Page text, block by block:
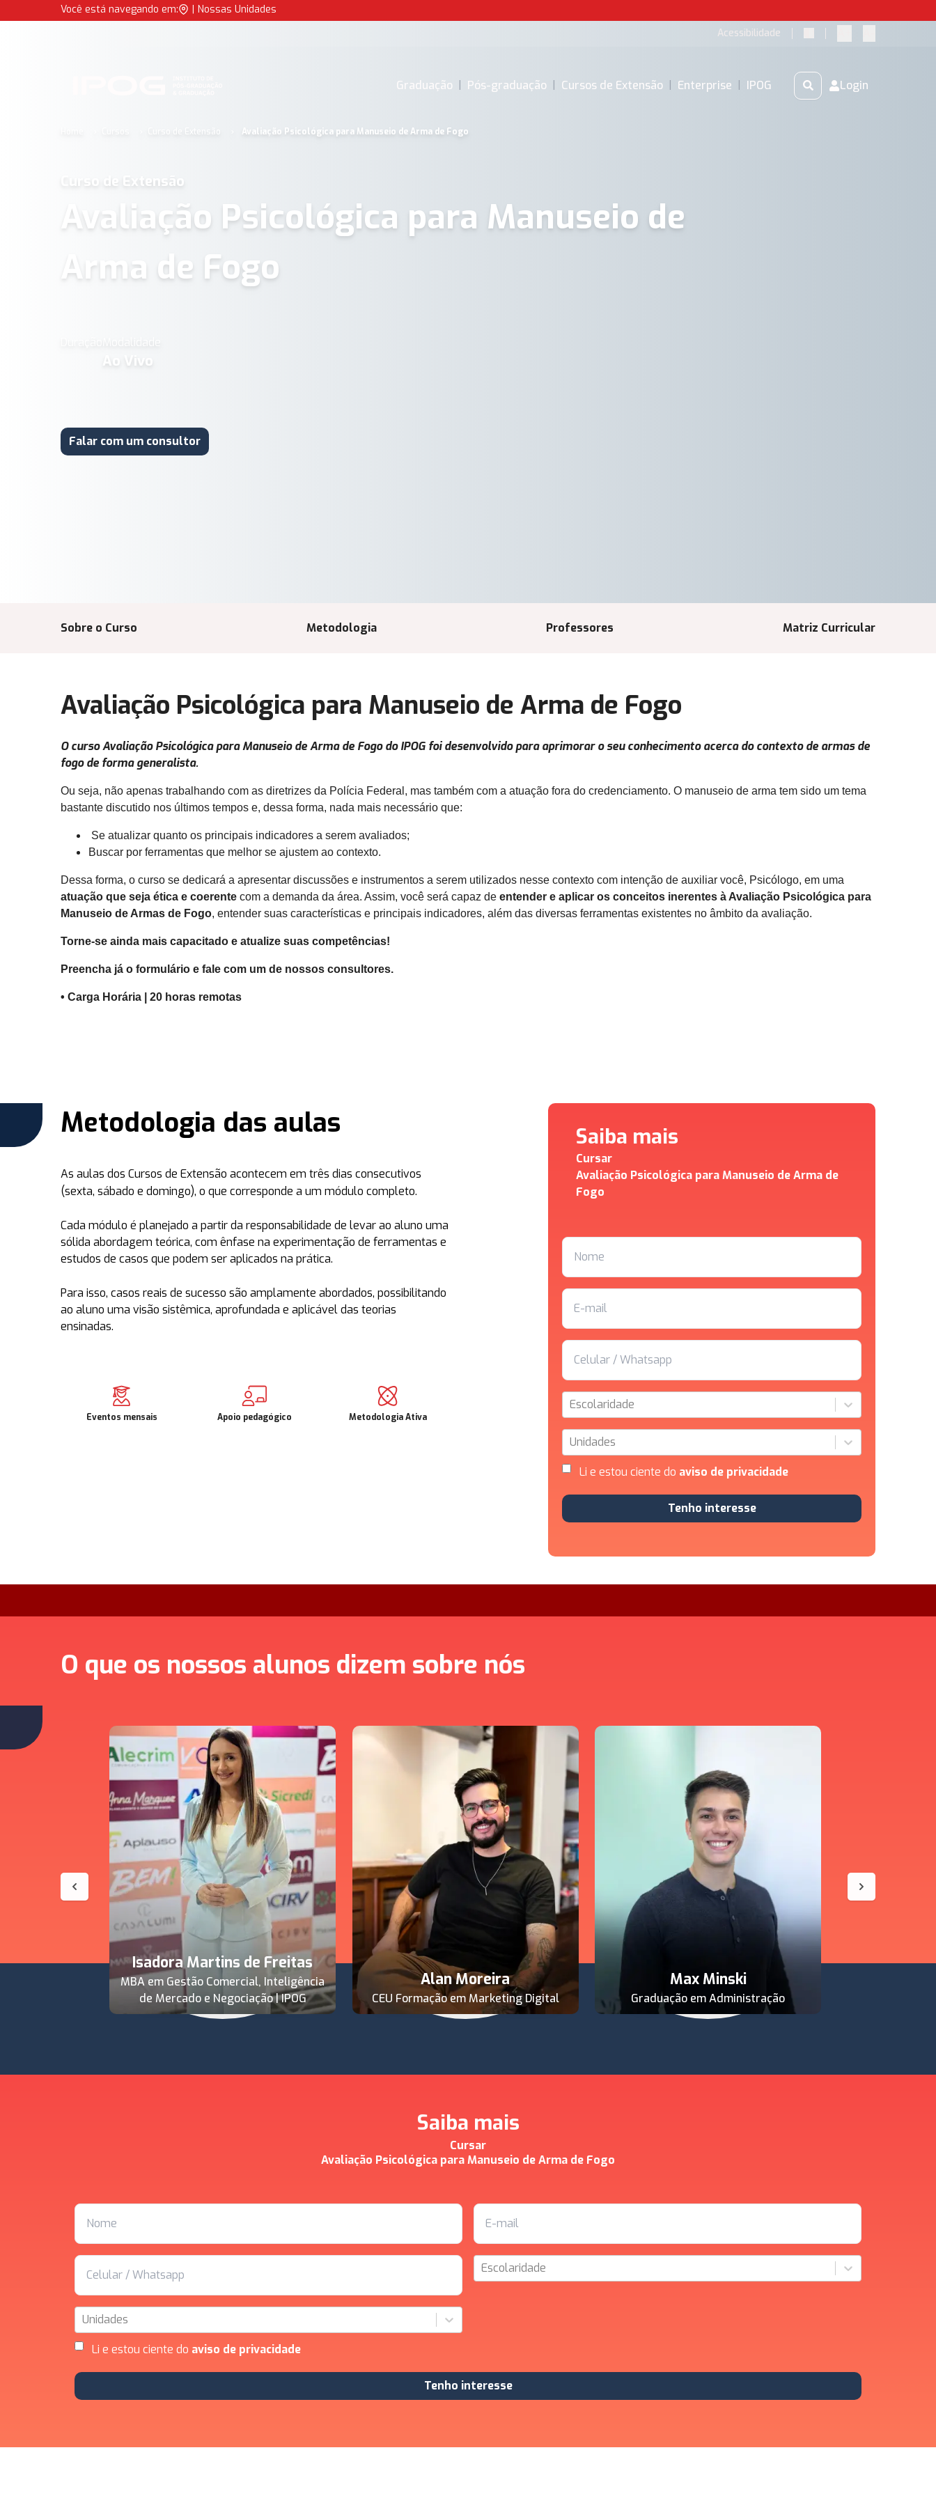
Você está navegando em: | Nossas Unidades
Acessibilidade
Graduação | Pós-graduação | Cursos de Extensão | Enterprise | IPOG Login
Curso de Extensão Avaliação Psicológica para Manuseio de Arma de Fogo
Curso de Extensão
Avaliação Psicológica para Manuseio de
Arma de Fogo
Ao Vivo
Falar com um consultor
Sobre o Curso Metodologia Professores Matriz Curricular
Avaliação Psicológica para Manuseio de Arma de Fogo
O curso Avaliação Psicológica para Manuseio de Arma de Fogo do IPOG foi desenvolvido para aprimorar o seu conhecimento acerca do contexto de armas de
fogo de forma generalista.
Ou seja, não apenas trabalhando com as diretrizes da Polícia Federal, mas também com a atuação fora do credenciamento. O manuseio de arma tem sido um tema
bastante discutido nos últimos tempos e, dessa forma, nada mais necessário que:
Se atualizar quanto os principais indicadores a serem avaliados;
Buscar por ferramentas que melhor se ajustem ao contexto.
Dessa forma, o curso se dedicará a apresentar discussões e instrumentos a serem utilizados nesse contexto com intenção de auxiliar você, Psicólogo, em uma
atuação que seja ética e coerente com a demanda da área. Assim, você será capaz de entender e aplicar os conceitos inerentes à Avaliação Psicológica para
Manuseio de Armas de Fogo, entender suas características e principais indicadores, além das diversas ferramentas existentes no âmbito da avaliação.
Torne-se ainda mais capacitado e atualize suas competências!
Preencha já o formulário e fale com um de nossos consultores.
• Carga Horária | 20 horas remotas
Metodologia das aulas
As aulas dos Cursos de Extensão acontecem em três dias consecutivos
(sexta, sábado e domingo), o que corresponde a um módulo completo.
Cada módulo é planejado a partir da responsabilidade de levar ao aluno uma
sólida abordagem teórica, com ênfase na experimentação de ferramentas e
estudos de casos que podem ser aplicados na prática.
Para isso, casos reais de sucesso são amplamente abordados, possibilitando
ao aluno uma visão sistêmica, aprofundada e aplicável das teorias
ensinadas.
Eventos mensais Apoio pedagógico Metodologia Ativa
Saiba mais
Cursar
Avaliação Psicológica para Manuseio de Arma de
Fogo
Escolaridade
Unidades
Li e estou ciente do aviso de privacidade
Tenho interesse
O que os nossos alunos dizem sobre nós
Isadora Martins de Freitas
MBA em Gestão Comercial, Inteligência
de Mercado e Negociação | IPOG
Alan Moreira
CEU Formação em Marketing Digital
Max Minski
Graduação em Administração
Saiba mais
Cursar
Avaliação Psicológica para Manuseio de Arma de Fogo
Escolaridade
Unidades
Li e estou ciente do aviso de privacidade
Tenho interesse
Avaliação Psicológica para Manuseio de Arma de Fogo | IPOG